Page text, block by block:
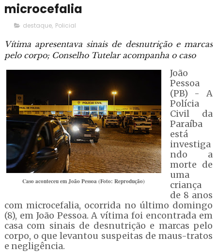
microcefalia
destaque, Policial
Vítima apresentava sinais de desnutrição e marcas
pelo corpo; Conselho Tutelar acompanha o caso
Caso aconteceu em João Pessoa (Foto: Reprodução)
João
Pessoa
(PB) - A
Polícia
Civil da
Paraíba
está
investiga
ndo a
morte de
uma
criança
de 8 anos
com microcefalia, ocorrida no último domingo
(8), em João Pessoa. A vítima foi encontrada em
casa com sinais de desnutrição e marcas pelo
corpo, o que levantou suspeitas de maus-tratos
e negligência.